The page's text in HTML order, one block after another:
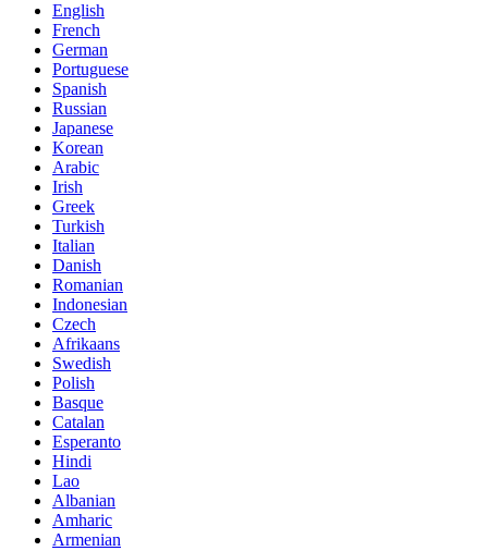
English
French
German
Portuguese
Spanish
Russian
Japanese
Korean
Arabic
Irish
Greek
Turkish
Italian
Danish
Romanian
Indonesian
Czech
Afrikaans
Swedish
Polish
Basque
Catalan
Esperanto
Hindi
Lao
Albanian
Amharic
Armenian